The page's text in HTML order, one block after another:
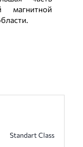
магнитной
Standart Class